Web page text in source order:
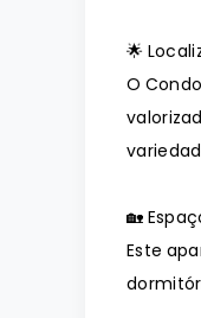
🌟
O
🏡
Este